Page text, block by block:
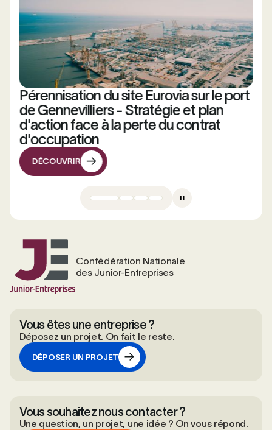
Pérennisation du site Eurovia sur le port
de Gennevilliers - Stratégie et plan
d'action face à la perte du contrat
d'occupation
DÉCOUVRIR
Confédération Nationale
des Junior-Entreprises
Vous êtes une entreprise ?
Déposez un projet. On fait le reste.
DÉPOSER UN PROJET
Vous souhaitez nous contacter ?
Une question, un projet, une idée ? On vous répond.